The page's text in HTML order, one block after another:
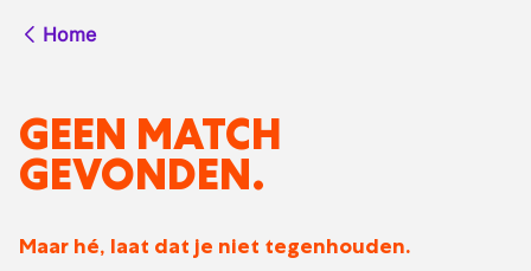
Home
GEEN MATCH
GEVONDEN.
Maar hé, laat dat je niet tegenhouden.